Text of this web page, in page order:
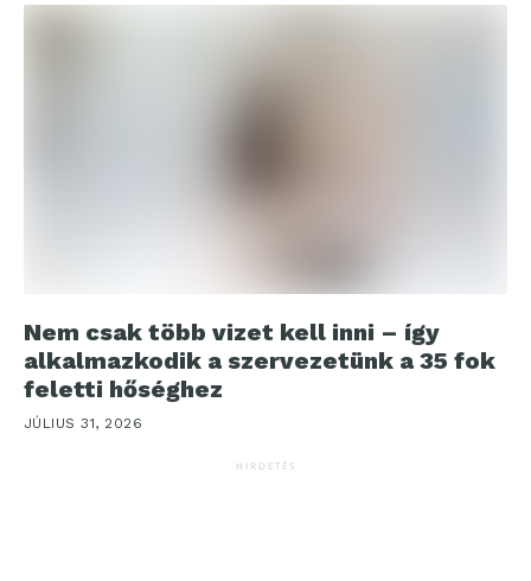
Nem csak több vizet kell inni – így
alkalmazkodik a szervezetünk a 35 fok
feletti hőséghez
JÚLIUS 31, 2026
HIRDETÉS